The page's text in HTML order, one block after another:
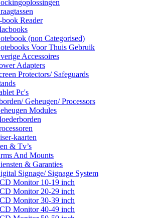
book Reader
(non Categorised)
Voor Thuis Gebruik
Accessoires
Adapters
Protectors/ Safeguards
Pc's
Geheugen/ Processors
Modules
kaarten
& Tv’s
And Mounts
& Garanties
Signage/ Signage System
Monitor 10-19 inch
Monitor 20-29 inch
Monitor 30-39 inch
Monitor 40-49 inch